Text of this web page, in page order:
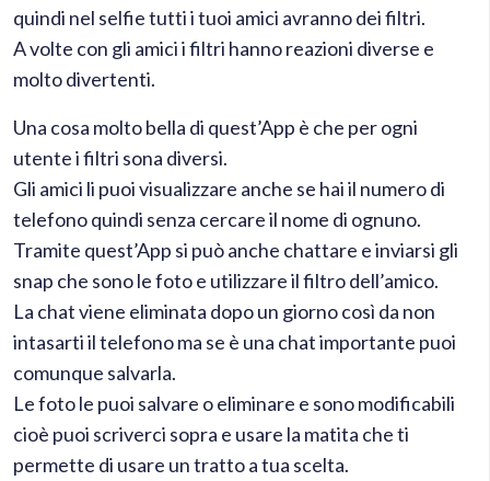
quindi nel selfie tutti i tuoi amici avranno dei filtri.
A volte con gli amici i filtri hanno reazioni diverse e
molto divertenti.
Una cosa molto bella di quest’App è che per ogni
utente i filtri sona diversi.
Gli amici li puoi visualizzare anche se hai il numero di
telefono quindi senza cercare il nome di ognuno.
Tramite quest’App si può anche chattare e inviarsi gli
snap che sono le foto e utilizzare il filtro dell’amico.
La chat viene eliminata dopo un giorno così da non
intasarti il telefono ma se è una chat importante puoi
comunque salvarla.
Le foto le puoi salvare o eliminare e sono modificabili
cioè puoi scriverci sopra e usare la matita che ti
permette di usare un tratto a tua scelta.